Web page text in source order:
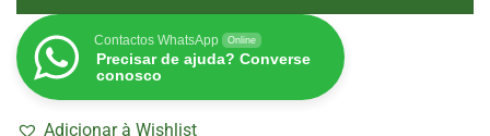
Contactos WhatsApp Online
Precisar de ajuda? Converse
conosco
Adicionar à Wishlist